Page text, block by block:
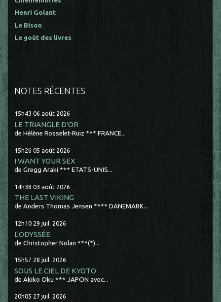
Henri Golant
Le Bison
Le goût des livres
NOTES RÉCENTES
15h43 06 août 2026
LE TRIANGLE D'OR
de Hélène Rosselet-Ruiz *** FRANCE...
15h26 05 août 2026
I WANT YOUR SEX
de Gregg Araki *** ETATS-UNIS...
14h38 03 août 2026
THE LAST VIKING
de Anders Thomas Jensen **** DANEMARK...
12h10 29 juil. 2026
L'ODYSSÉE
de Christopher Nolan ***(*)...
15h57 28 juil. 2026
SOUS LE CIEL DE KYOTO
de Akiko Oku *** JAPON avec...
20h05 27 juil. 2026